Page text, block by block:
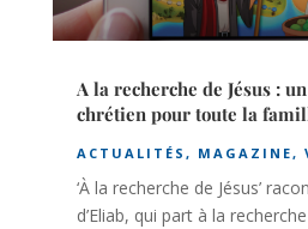
A la recherche de Jésus :
chrétien pour toute la
ACTUALITÉS , MAGAZINE,
‘À la recherche de Jésus’
d’Eliab, qui part à la